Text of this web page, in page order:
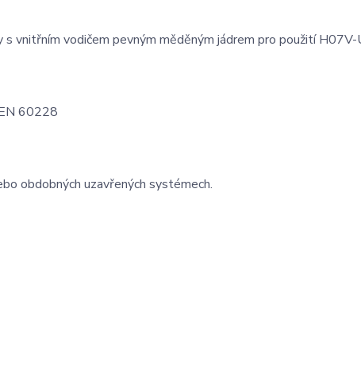
vnitřním vodičem pevným měděným jádrem pro použití H07V-
60228
obdobných uzavřených systémech.